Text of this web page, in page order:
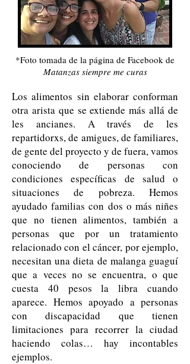
*Foto tomada de la página de Facebook de
Matanzas siempre me curas
Los alimentos sin elaborar conforman
otra arista que se extiende más allá de
les ancianes. A través de les
repartidorxs, de amigues, de familiares,
de gente del proyecto y de fuera, vamos
conociendo de personas con
condiciones específicas de salud o
situaciones de pobreza. Hemos
ayudado familias con dos o más niñes
que no tienen alimentos, también a
personas que por un tratamiento
relacionado con el cáncer, por ejemplo,
necesitan una dieta de malanga guaguí
que a veces no se encuentra, o que
cuesta 40 pesos la libra cuando
aparece. Hemos apoyado a personas
con discapacidad que tienen
limitaciones para recorrer la ciudad
haciendo colas… hay incontables
ejemplos.